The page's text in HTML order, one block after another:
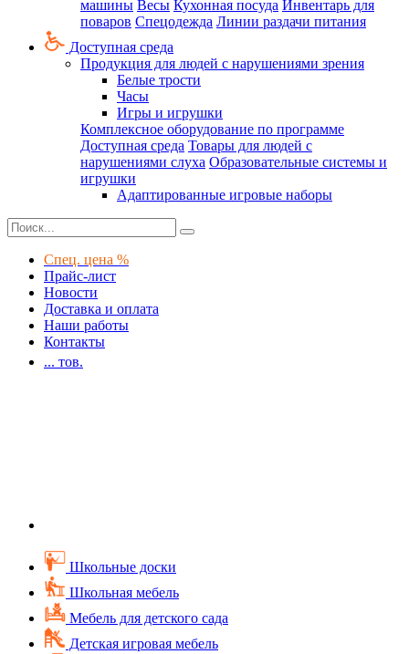
машины Весы Кухонная посуда Инвентарь для
поваров Спецодежда Линии раздачи питания
Доступная среда
Продукция для людей с нарушениями зрения
Белые трости
Часы
Игры и игрушки
Комплексное оборудование по программе
Доступная среда Товары для людей с
нарушениями слуха Образовательные системы и
игрушки
Адаптированные игровые наборы
Спец. цена %
Прайс-лист
Новости
Доставка и оплата
Наши работы
Контакты
... тов.
Школьные доски
Школьная мебель
Мебель для детского сада
Детская игровая мебель